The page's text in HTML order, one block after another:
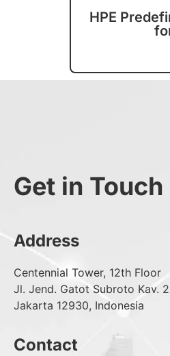
HPE
Get in Touch
Address
Centennial Tower, 12th Floor
Jl. Jend. Gatot Subroto Kav.
Jakarta 12930, Indonesia
Contact